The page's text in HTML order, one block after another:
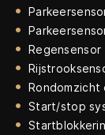
Regensensor
Rondomzicht
Start/stop